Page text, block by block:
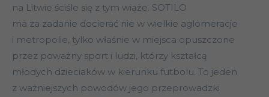
na Litwie ściśle się z tym wiąże. SOTILO
ma za zadanie docierać nie w wielkie aglomeracje
i metropolie, tylko właśnie w miejsca opuszczone
przez poważny sport i ludzi, którzy kształcą
młodych dzieciaków w kierunku futbolu. To jeden
z ważniejszych powodów jego przeprowadzki